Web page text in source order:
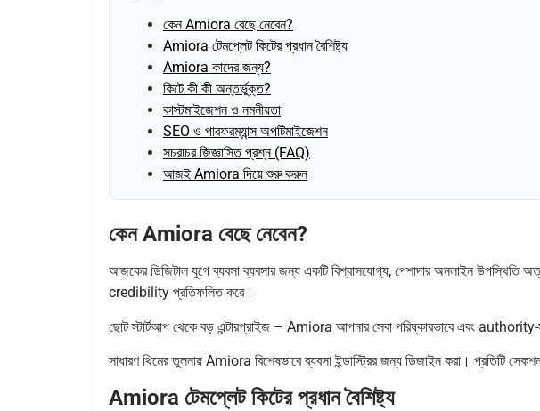
কেন Amiora বেছে নেবেন?
Amiora টেমপ্লেট কিটের প্রধান বৈশিষ্ট্য
Amiora কাদের জন্য?
কিটে কী কী অন্তর্ভুক্ত?
কাস্টমাইজেশন ও নমনীয়তা
SEO ও পারফরম্যান্স অপটিমাইজেশন
সচরাচর জিজ্ঞাসিত প্রশ্ন (FAQ)
আজই Amiora দিয়ে শুরু করুন
কেন Amiora বেছে নেবেন?
আজকের ডিজিটাল যুগে ব্যবসা ব্যবসার জন্য একটি বিশ্বাসযোগ্য, পেশাদার অনলাইন উপস্থিতি
credibility প্রতিফলিত করে।
ছোট স্টার্টআপ থেকে বড় এন্টারপ্রাইজ – Amiora আপনার সেবা পরিষ্কারভাবে এবং
সাধারণ থিমের তুলনায় Amiora বিশেষভাবে ব্যবসা ইন্ডাস্ট্রির জন্য ডিজাইন করা।
Amiora টেমপ্লেট কিটের প্রধান বৈশিষ্ট্য